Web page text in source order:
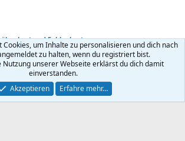
und Fehlgeburt
Datenschutz Hilfe
R
XenForo ® © 2010-2026 XenForo Ltd.
Cookies, um Inhalte zu personalisieren und dich nach
zu halten, wenn du registriert bist.
Nutzung unserer Webseite erklärst du dich damit
einverstanden.
Akzeptieren
Erfahre mehr…